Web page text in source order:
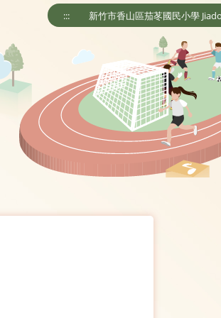
::: 新竹市香山區茄苳國民小學